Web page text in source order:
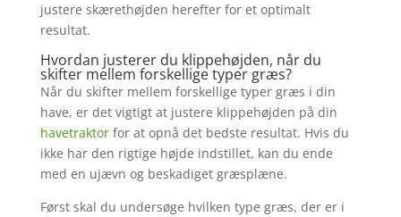
justere skærethøjden herefter for et optimalt
resultat.
Hvordan justerer du klippehøjden, når du
skifter mellem forskellige typer græs?
Når du skifter mellem forskellige typer græs i din
have, er det vigtigt at justere klippehøjden på din
havetraktorfor at opnå det bedste resultat. Hvis du
ikke har den rigtige højde indstillet, kan du ende
med en ujævn og beskadiget græsplæne.
Først skal du undersøge hvilken type græs, der er i